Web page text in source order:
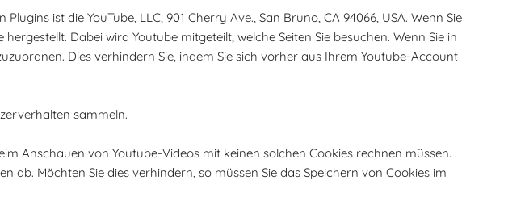
ist die YouTube, LLC, 901 Cherry Ave., San Bruno, CA 94066, USA. Wenn Sie
Dabei wird Youtube mitgeteilt, welche Seiten Sie besuchen. Wenn Sie in
Dies verhindern Sie, indem Sie sich vorher aus Ihrem Youtube-Account
sammeln.
Anschauen von Youtube-Videos mit keinen solchen Cookies rechnen müssen.
Möchten Sie dies verhindern, so müssen Sie das Speichern von Cookies im